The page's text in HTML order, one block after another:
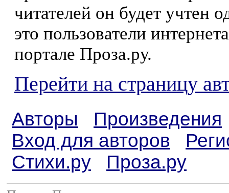
читателей он будет учтен
это пользователи
портале Проза.ру.
Перейти на страницу
Авторы
Произведения
Вход для авторов
Стихи.ру
Проза.ру